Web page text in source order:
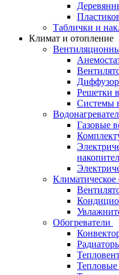
Таблички и
Климат и отопление
Решетки
Системы
Газовые
Климатическое
Обогреватели
Тепловые